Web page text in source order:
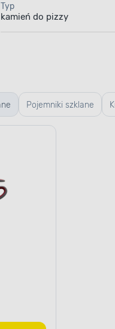
Typ
kamień do pizzy
Pojemniki szklane